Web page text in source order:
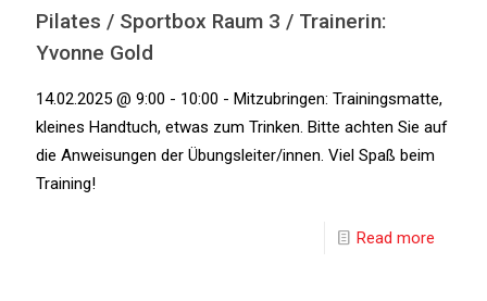
Pilates / Sportbox Raum 3 / Trainerin:
Yvonne Gold
14.02.2025 @ 9:00 - 10:00 - Mitzubringen: Trainingsmatte,
kleines Handtuch, etwas zum Trinken. Bitte achten Sie auf
die Anweisungen der Übungsleiter/innen. Viel Spaß beim
Training!
Read more